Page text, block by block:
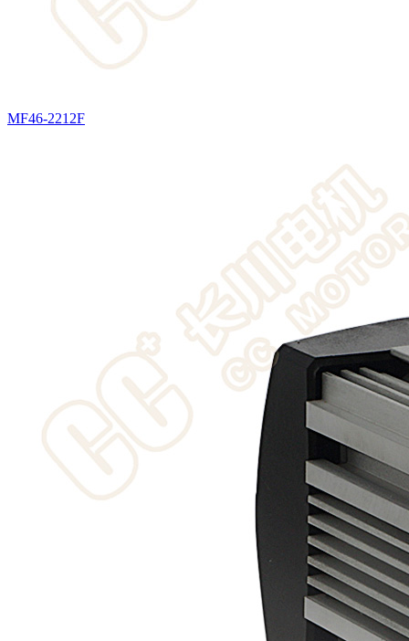
MF46-2212F